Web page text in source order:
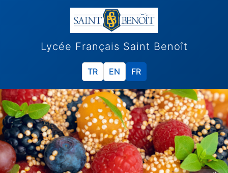
Lycée Français Saint Benoît
TR EN FR